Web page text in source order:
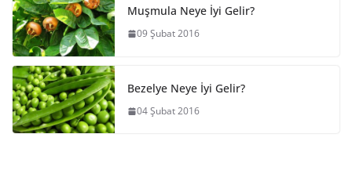
Muşmula Neye İyi Gelir?
09 Şubat 2016
Bezelye Neye İyi Gelir?
04 Şubat 2016